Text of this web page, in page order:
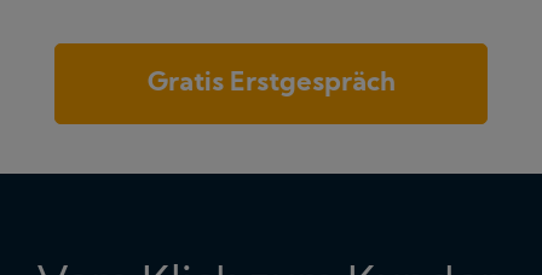
Gratis Erstgespräch